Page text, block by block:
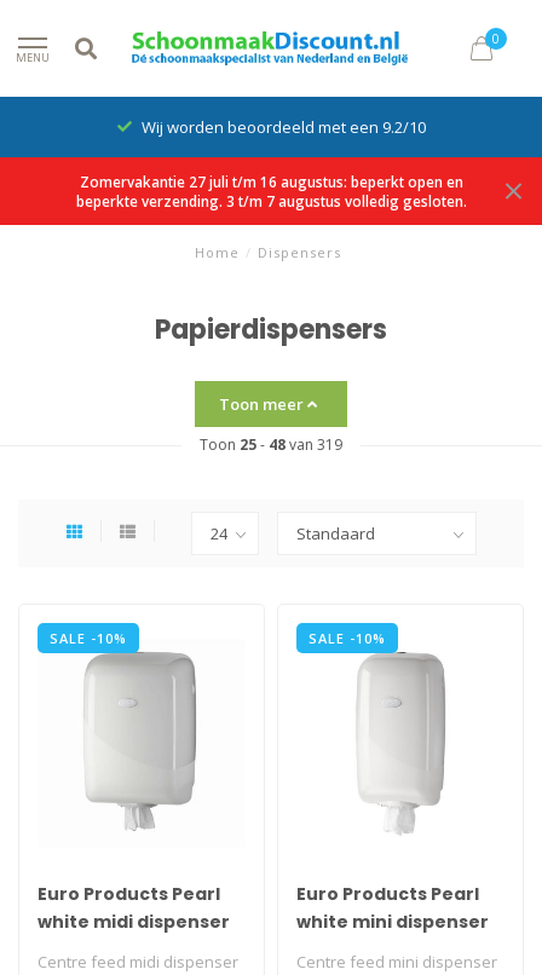
MENU
0
Wij worden beoordeeld met een 9.2/10
Zomervakantie 27 juli t/m 16 augustus: beperkt open en
beperkte verzending. 3 t/m 7 augustus volledig gesloten.
Home / Dispensers
Papierdispensers
Toon meer
Toon 25- 48van 319
SALE -10%
Euro Products Pearl
white midi dispenser
Centre feed midi dispenser
SALE -10%
Euro Products Pearl
white mini dispenser
Centre feed mini dispenser